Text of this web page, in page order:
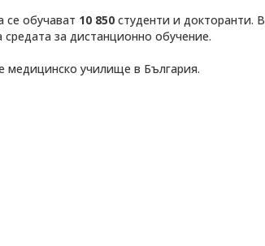
обучават 10 850 студенти и докторанти. В
за дистанционно обучение.
медицинско училище в България.